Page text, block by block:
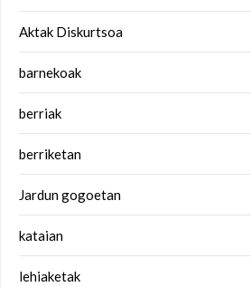
Aktak Diskurtsoa
barnekoak
berriak
berriketan
Jardun gogoetan
kataian
lehiaketak